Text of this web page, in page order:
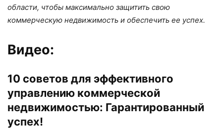
области, чтобы максимально защитить свою
коммерческую недвижимость и обеспечить ее успех.
Видео:
10 советов для эффективного
управлению коммерческой
недвижимостью: Гарантированный
успех!